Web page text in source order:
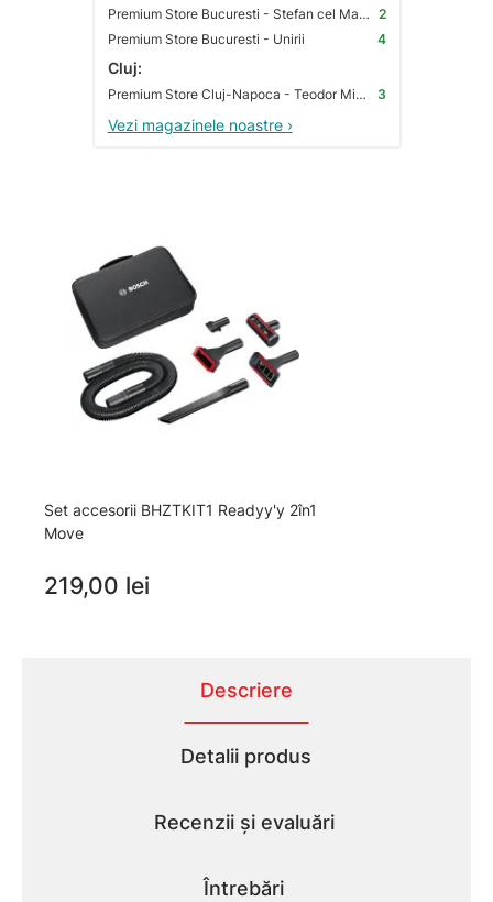
Premium Store Bucuresti - Stefan cel Mare 2
Premium Store Bucuresti - Unirii
4
Cluj:
Premium Store Cluj-Napoca - Teodor Mihali 3
Vezi magazinele noastre ›
Set accesorii BHZTKIT1 Readyy'y 2în1
Move
219,00 lei
Descriere
Detalii produs
Recenzii și evaluări
Întrebări